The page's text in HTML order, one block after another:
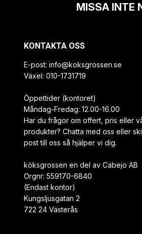
MISSA INTE
KONTAKTA OSS
E-post: info@koksgrossen.se
Växel: 010-1731719
Öppettider (kontoret)
Måndag-Fredag: 12.00-16.00
Har du frågor om offert, pris eller
produkter? Chatta med oss eller
post till oss så hjälper vi dig.
köksgrossen en del av Cabejo AB
Orgnr: 559170-6840
(Endast kontor)
Kungsljusgatan 2
722 24 Västerås